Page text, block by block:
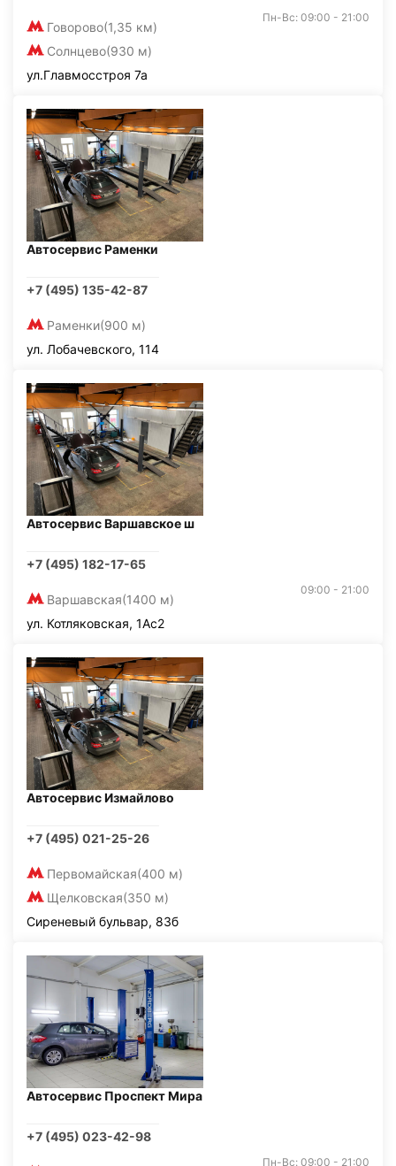
Говорово(1,35 км)
Солнцево(930 м)
Пн-Вс: 09:00 - 21:00
ул.Главмосстроя 7а
Автосервис Раменки
+7 (495) 135-42-87
Раменки(900 м)
ул. Лобачевского, 114
Автосервис Варшавское ш
+7 (495) 182-17-65
Варшавская(1400 м)
09:00 - 21:00
ул. Котляковская, 1Ас2
Автосервис Измайлово
+7 (495) 021-25-26
Первомайская(400 м)
Щелковская(350 м)
Сиреневый бульвар, 83б
Автосервис Проспект Мира
+7 (495) 023-42-98
Пн-Вс: 09:00 - 21:00